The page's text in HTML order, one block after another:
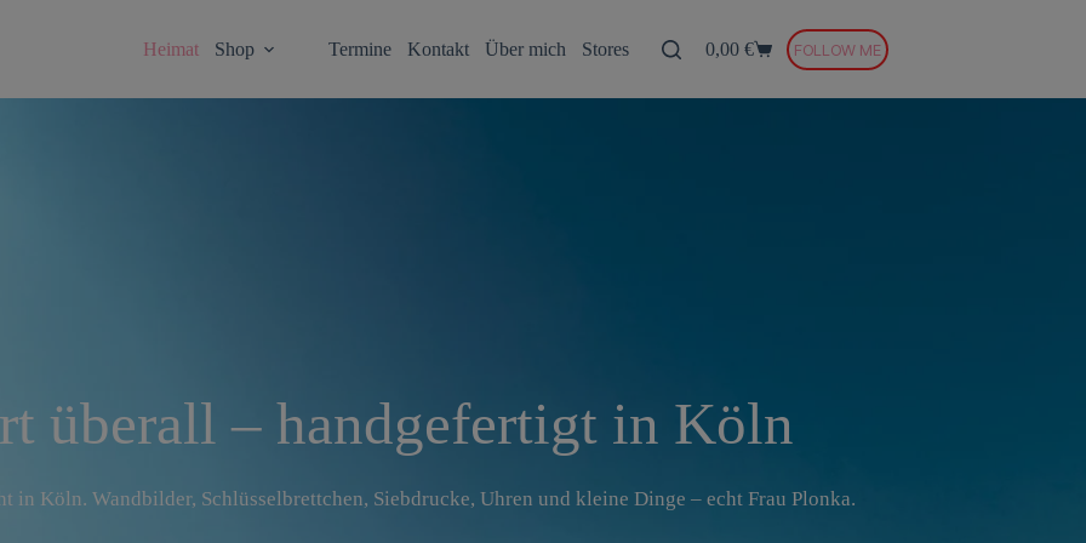
Heimat Shop Termine Kontakt Über mich Stores Warenkorb
0,00 € FOLLOW ME
überall – handgefertigt in Köln
in Köln. Wandbilder, Schlüsselbrettchen, Siebdrucke, Uhren und kleine Dinge – echt Frau Plonka.